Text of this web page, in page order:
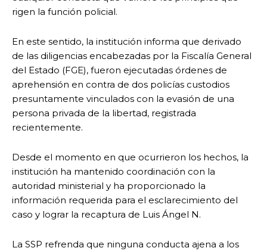
rigen la función policial.
En este sentido, la institución informa que derivado
de las diligencias encabezadas por la Fiscalía General
del Estado (FGE), fueron ejecutadas órdenes de
aprehensión en contra de dos policías custodios
presuntamente vinculados con la evasión de una
persona privada de la libertad, registrada
recientemente.
Desde el momento en que ocurrieron los hechos, la
institución ha mantenido coordinación con la
autoridad ministerial y ha proporcionado la
información requerida para el esclarecimiento del
caso y lograr la recaptura de Luis Ángel N.
La SSP refrenda que ninguna conducta ajena a los